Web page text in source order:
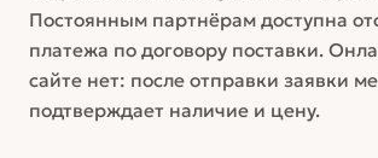
Постоянным партнёрам доступна
платежа по договору поставки.
сайте нет: после отправки заявки
подтверждает наличие и цену.